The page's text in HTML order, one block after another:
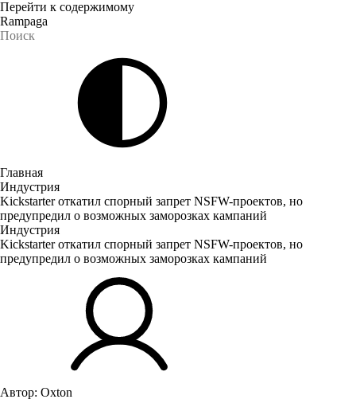
Перейти к содержимому
Rampaga
Главная
Индустрия
Kickstarter откатил спорный запрет NSFW-проектов, но
предупредил о возможных заморозках кампаний
Индустрия
Kickstarter откатил спорный запрет NSFW-проектов, но
предупредил о возможных заморозках кампаний
Автор: Oxton